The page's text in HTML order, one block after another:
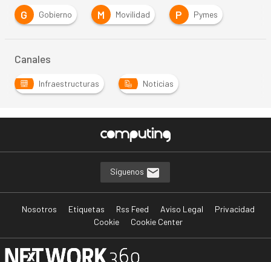
G
Gobierno M Movilidad P Pymes
Canales
Infraestructuras Noticias
Síguenos
Nosotros Etiquetas Rss Feed Aviso Legal
Privacidad
Cookie
Cookie Center